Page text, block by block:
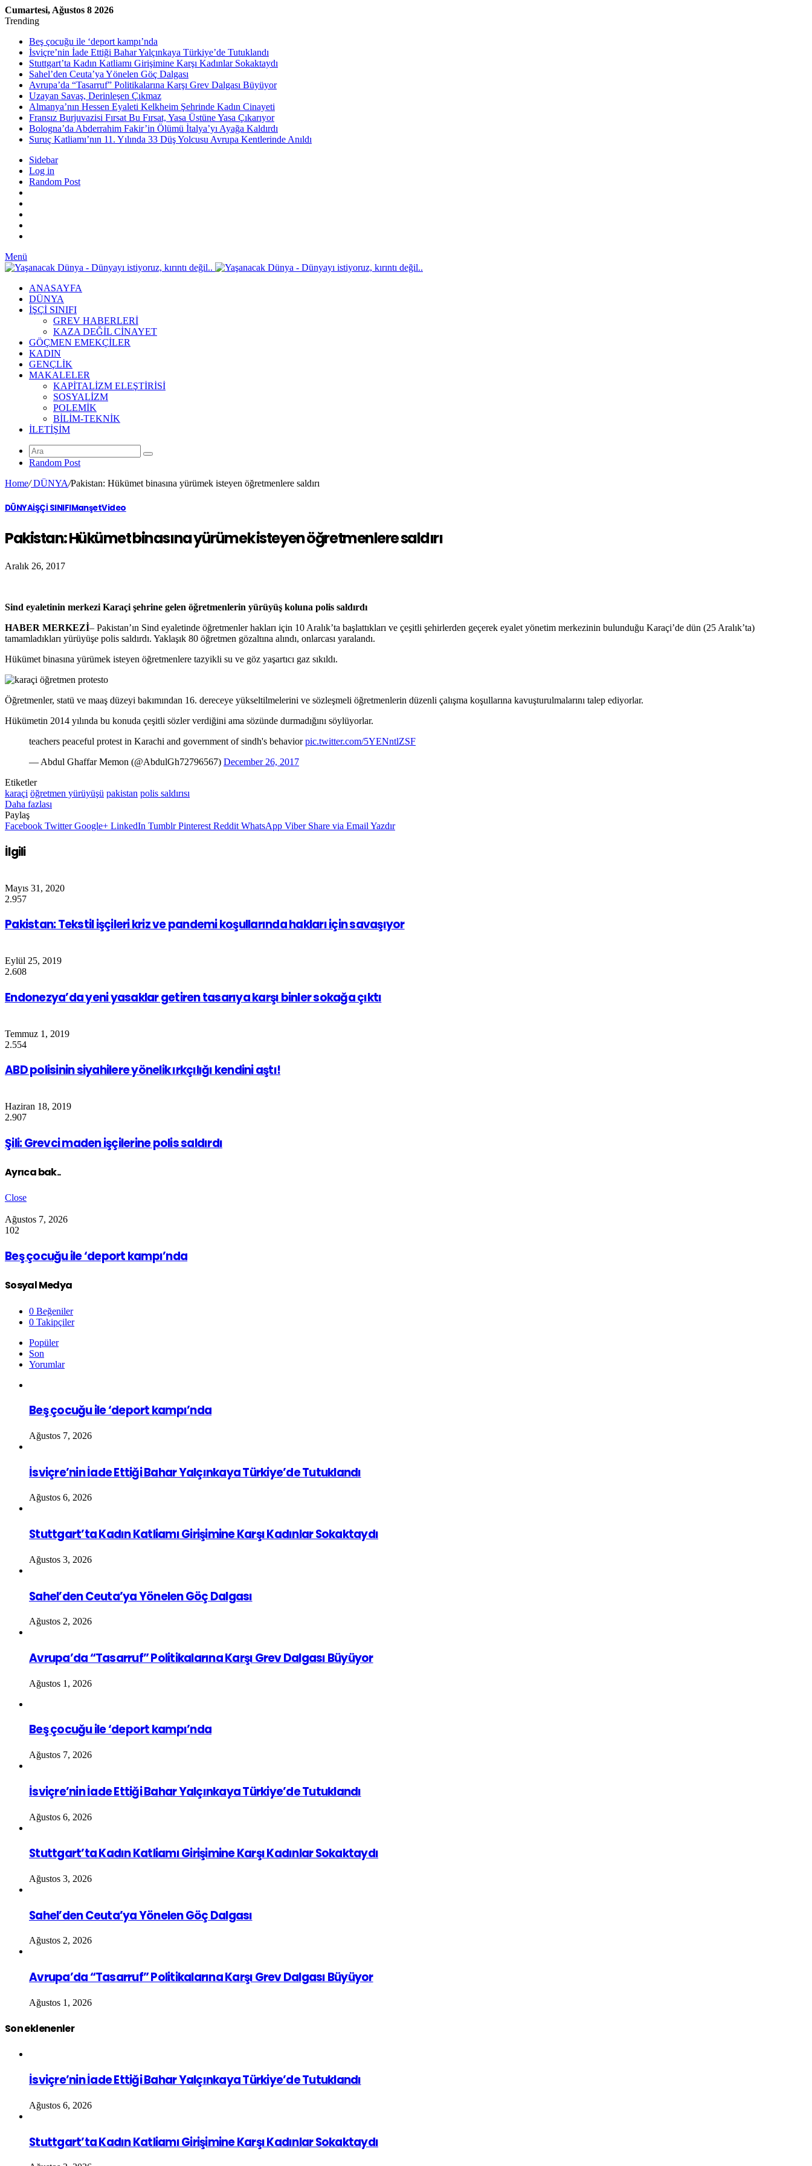
Cumartesi, Ağustos 8 2026
Trending
Beş çocuğu ile ‘deport kampı’nda
İsviçre’nin İade Ettiği Bahar Yalçınkaya Türkiye’de Tutuklandı
Stuttgart’ta Kadın Katliamı Girişimine Karşı Kadınlar Sokaktaydı
Sahel’den Ceuta’ya Yönelen Göç Dalgası
Avrupa’da “Tasarruf” Politikalarına Karşı Grev Dalgası Büyüyor
Uzayan Savaş, Derinleşen Çıkmaz
Almanya’nın Hessen Eyaleti Kelkheim Şehrinde Kadın Cinayeti
Fransız Burjuvazisi Fırsat Bu Fırsat, Yasa Üstüne Yasa Çıkarıyor
Bologna’da Abderrahim Fakir’in Ölümü İtalya’yı Ayağa Kaldırdı
Suruç Katliamı’nın 11. Yılında 33 Düş Yolcusu Avrupa Kentlerinde Anıldı
Sidebar
Log in
Random Post
Menü
ANASAYFA
DÜNYA
İŞÇİ SINIFI
GREV HABERLERİ
KAZA DEĞİL CİNAYET
GÖÇMEN EMEKÇİLER
KADIN
GENÇLİK
MAKALELER
KAPİTALİZM ELEŞTİRİSİ
SOSYALİZM
POLEMİK
BİLİM-TEKNİK
ILETIŞIM
Random Post
Home/DÜNYA/Pakistan: Hükümet binasına yürümek isteyen öğretmenlere saldırı
DÜNYAİŞÇİ SINIFIManşetVideo
Pakistan: Hükümet binasına yürümek isteyen öğretmenlere saldırı
Aralık 26, 2017
Sind eyaletinin merkezi Karaçi şehrine gelen öğretmenlerin yürüyüş koluna polis saldırdı
HABER MERKEZİ– Pakistan’ın Sind eyaletinde öğretmenler hakları için 10 Aralık’ta başlattıkları ve çeşitli şehirlerden geçerek eyalet yönetim merkezinin bulunduğu Karaçi’de dün (25 Aralık’ta)
tamamladıkları yürüyüşe polis saldırdı. Yaklaşık 80 öğretmen gözaltına alındı, onlarcası yaralandı.
Hükümet binasına yürümek isteyen öğretmenlere tazyikli su ve göz yaşartıcı gaz sıkıldı.
Öğretmenler, statü ve maaş düzeyi bakımından 16. dereceye yükseltilmelerini ve sözleşmeli öğretmenlerin düzenli çalışma koşullarına kavuşturulmalarını talep ediyorlar.
Hükümetin 2014 yılında bu konuda çeşitli sözler verdiğini ama sözünde durmadığını söylüyorlar.
teachers peaceful protest in Karachi and government of sindh's behaviorpic.twitter.com/5YENntlZSF
— Abdul Ghaffar Memon (@AbdulGh72796567) December 26, 2017
Etiketler
karaçi öğretmen yürüyüşü pakistan polis saldırısı
Daha fazlası
Paylaş
Facebook Twitter Google+ LinkedIn Tumblr Pinterest Reddit WhatsApp Viber Share via Email Yazdır
İlgili
Mayıs 31, 2020
2.957
Pakistan: Tekstil işçileri kriz ve pandemi koşullarında hakları için savaşıyor
Eylül 25, 2019
2.608
Endonezya’da yeni yasaklar getiren tasarıya karşı binler sokağa çıktı
Temmuz 1, 2019
2.554
ABD polisinin siyahilere yönelik ırkçılığı kendini aştı!
Haziran 18, 2019
2.907
Şili: Grevci maden işçilerine polis saldırdı
Ayrıca bak..
Close
Ağustos 7, 2026
102
Beş çocuğu ile ‘deport kampı’nda
Sosyal Medya
0 Beğeniler
0 Takipçiler
Popüler
Son
Yorumlar
Beş çocuğu ile ‘deport kampı’nda
Ağustos 7, 2026
İsviçre’nin İade Ettiği Bahar Yalçınkaya Türkiye’de Tutuklandı
Ağustos 6, 2026
Stuttgart’ta Kadın Katliamı Girişimine Karşı Kadınlar Sokaktaydı
Ağustos 3, 2026
Sahel’den Ceuta’ya Yönelen Göç Dalgası
Ağustos 2, 2026
Avrupa’da “Tasarruf” Politikalarına Karşı Grev Dalgası Büyüyor
Ağustos 1, 2026
Beş çocuğu ile ‘deport kampı’nda
Ağustos 7, 2026
İsviçre’nin İade Ettiği Bahar Yalçınkaya Türkiye’de Tutuklandı
Ağustos 6, 2026
Stuttgart’ta Kadın Katliamı Girişimine Karşı Kadınlar Sokaktaydı
Ağustos 3, 2026
Sahel’den Ceuta’ya Yönelen Göç Dalgası
Ağustos 2, 2026
Avrupa’da “Tasarruf” Politikalarına Karşı Grev Dalgası Büyüyor
Ağustos 1, 2026
Son eklenenler
İsviçre’nin İade Ettiği Bahar Yalçınkaya Türkiye’de Tutuklandı
Ağustos 6, 2026
Stuttgart’ta Kadın Katliamı Girişimine Karşı Kadınlar Sokaktaydı